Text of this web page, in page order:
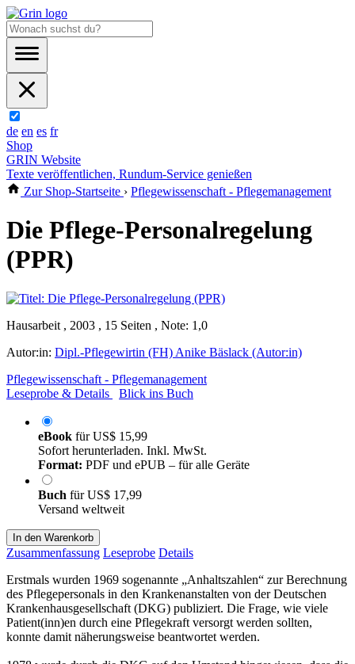
de en es fr
Shop
GRIN Website
Texte veröffentlichen, Rundum-Service genießen
Zur Shop-Startseite › Pflegewissenschaft - Pflegemanagement
Die Pflege-Personalregelung
(PPR)
Hausarbeit , 2003 , 15 Seiten , Note: 1,0
Autor:in: Dipl.-Pflegewirtin (FH) Anike Bäslack (Autor:in)
Pflegewissenschaft - Pflegemanagement
Leseprobe & Details
Blick ins Buch
eBook fürUS$ 15,99
Sofort herunterladen. Inkl. MwSt.
Format: PDF und ePUB – für alle Geräte
Buch fürUS$ 17,99
Versand weltweit
In den Warenkorb
Zusammenfassung Leseprobe Details
Erstmals wurden 1969 sogenannte „Anhaltszahlen“ zur Berechnung
des Pflegepersonals in den Krankenanstalten von der Deutschen
Krankenhausgesellschaft (DKG) publiziert. Die Frage, wie viele
Patient(inn)en durch eine Pflegekraft versorgt werden sollten,
konnte damit näherungsweise beantwortet werden.